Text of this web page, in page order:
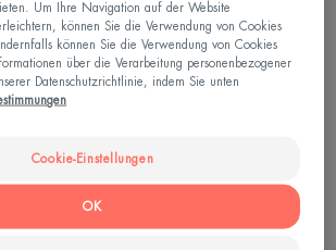
Aging-Sonnencreme"
Um Ihre Navigation auf der Website
können Sie die Verwendung von Cookies
können Sie die Verwendung von Cookies
über die Verarbeitung personenbezogener
Datenschutzrichtlinie, indem Sie unten
Cookie-Einstellungen
OK